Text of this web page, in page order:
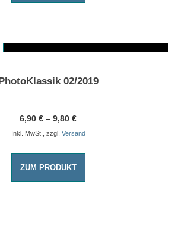
Dieses Produkt weist mehrere Varianten auf. Die Optionen können auf der Produktseite gewählt werden
PhotoKlassik 02/2019
6,90 € – 9,80 €
Inkl. MwSt., zzgl. Versand
ZUM PRODUKT